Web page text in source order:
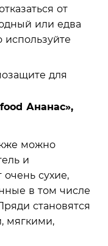
от
или едва
Ананас»,
можно
и
сухие,
в том числе
становятся
мягкими,